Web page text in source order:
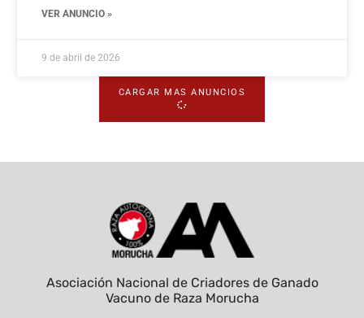
VER ANUNCIO »
9 de abril de 2026
CARGAR MAS ANUNCIOS
Asociación Nacional de Criadores de Ganado
Vacuno de Raza Morucha